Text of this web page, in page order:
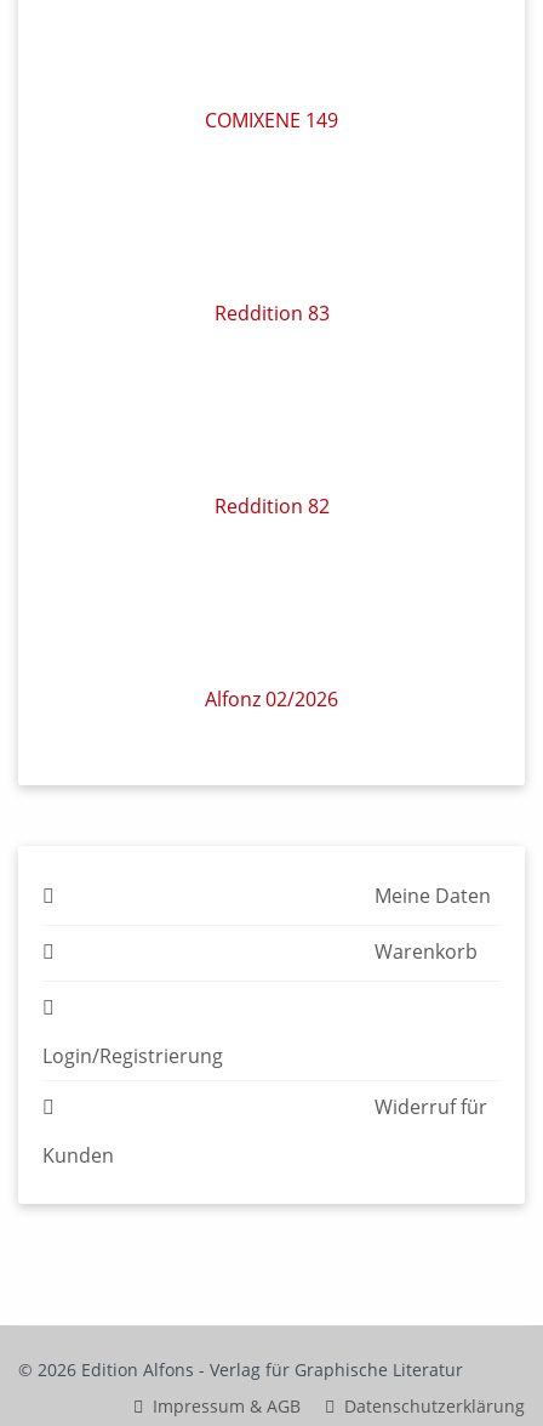
COMIXENE 149
Reddition 83
Reddition 82
Alfonz 02/2026
Meine Daten
Warenkorb
Login/Registrierung
Widerruf für
Kunden
© 2026 Edition Alfons - Verlag für Graphische Literatur
Impressum & AGB
Datenschutzerklärung